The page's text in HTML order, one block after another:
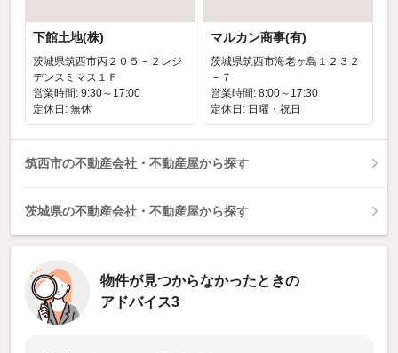
下館土地(株)
茨城県筑西市丙２０５－２レジ
デンスミマス１Ｆ
営業時間: 9:30～17:00
定休日: 無休
マルカン商事(有)
茨城県筑西市海老ヶ島１２３２
－７
営業時間: 8:00～17:30
定休日: 日曜・祝日
筑西市の不動産会社・不動産屋から探す
茨城県の不動産会社・不動産屋から探す
物件が見つからなかったときの
アドバイス3